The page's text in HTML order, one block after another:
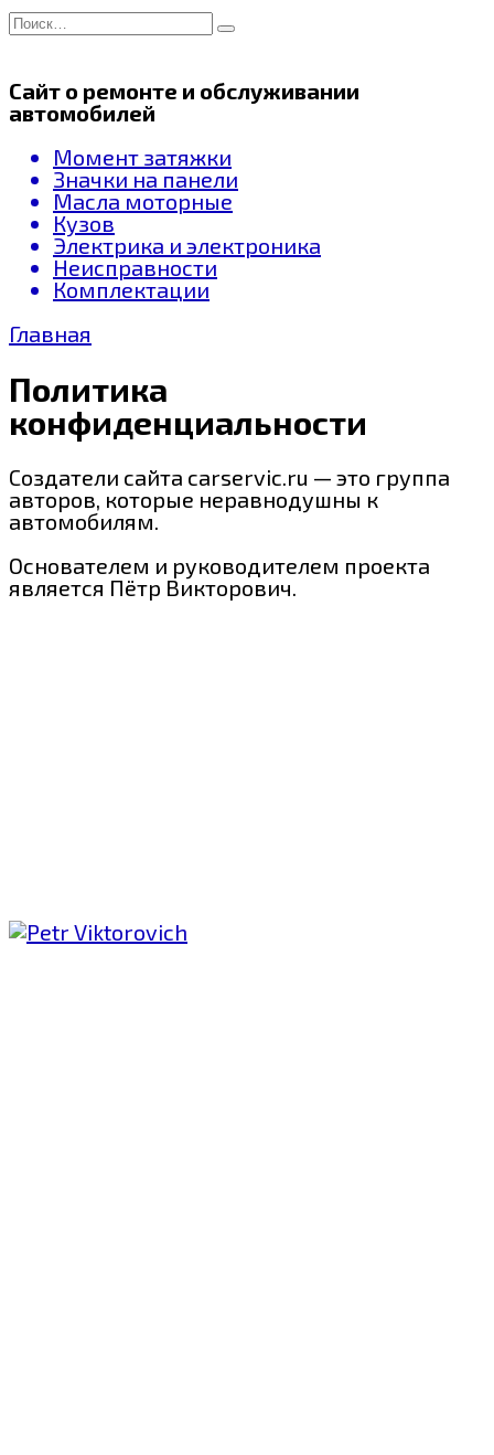
Перейти
к
Search
for:
Сайт о ремонте и обслуживании
автомобилей
Момент затяжки
Значки на панели
Масла моторные
Кузов
Электрика и электроника
Неисправности
Комплектации
Главная
Политика
конфиденциальности
Создатели сайта carservic.ru — это группа
авторов, которые неравнодушны к
автомобилям.
Основателем и руководителем проекта
является Пётр Викторович.